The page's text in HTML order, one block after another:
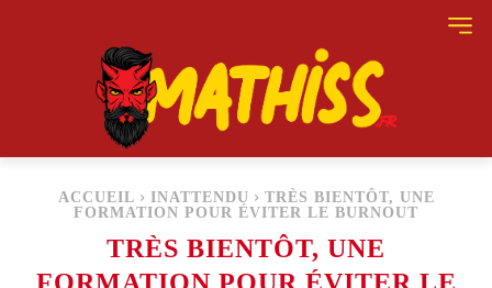
ACCUEIL INATTENDU
TRÈS BIENTÔT, UNE
FORMATION POUR ÉVITER LE BURNOUT
TRÈS BIENTÔT, UNE